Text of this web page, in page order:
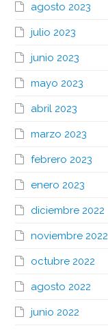
agosto 2023
julio 2023
junio 2023
mayo 2023
abril 2023
marzo 2023
febrero 2023
enero 2023
diciembre 2022
noviembre 2022
octubre 2022
agosto 2022
junio 2022